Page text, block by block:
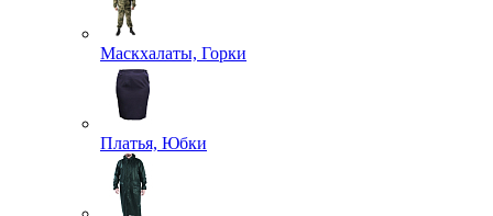
Маскхалаты, Горки
Платья, Юбки